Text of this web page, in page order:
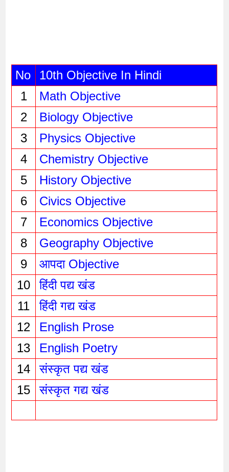
No
10th Objective In Hindi
1
Math Objective
2
Biology Objective
3
Physics Objective
4
Chemistry Objective
5
History Objective
6
Civics Objective
7
Economics Objective
8
Geography Objective
9
आपदा Objective
10
हिंदी पद्य खंड
11
हिंदी गद्य खंड
12
English Prose
13
English Poetry
14
संस्कृत पद्य खंड
15
संस्कृत गद्य खंड